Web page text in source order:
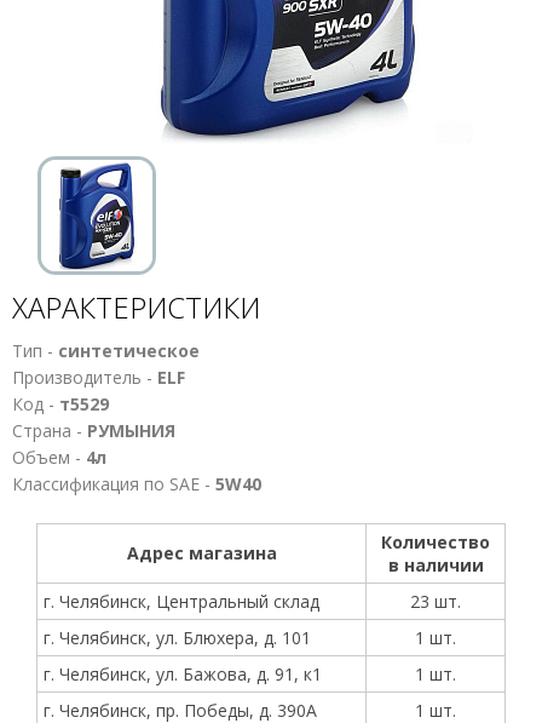
ХАРАКТЕРИСТИКИ
Тип - синтетическое
Производитель - ELF
Код - т5529
Страна - РУМЫНИЯ
Объем - 4л
Классификация по SAE - 5W40
Адрес магазина
Количество
в наличии
г. Челябинск, Центральный склад
23 шт.
г. Челябинск, ул. Блюхера, д. 101
1 шт.
г. Челябинск, ул. Бажова, д. 91, к1
1 шт.
г. Челябинск, пр. Победы, д. 390А
1 шт.